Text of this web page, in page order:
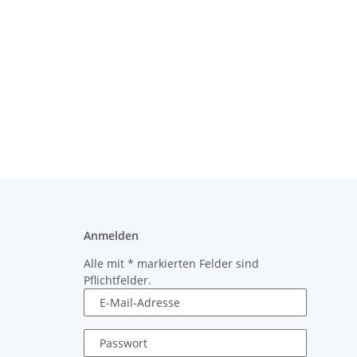
Anmelden
Alle mit * markierten Felder sind
Pflichtfelder.
E-Mail-Adresse
Passwort